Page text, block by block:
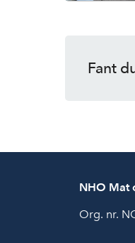
Fant
NHO Mat
Org. nr.